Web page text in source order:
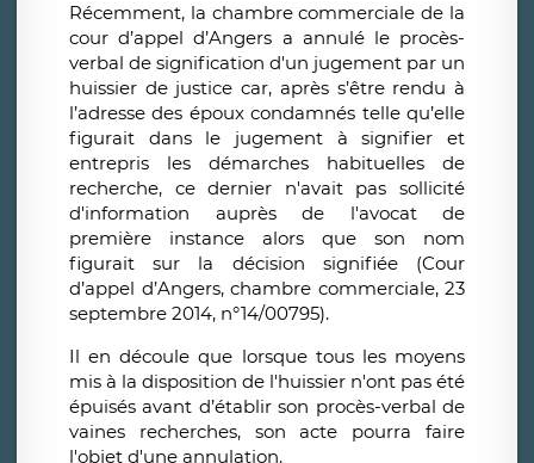
Récemment, la chambre commerciale de la
cour d’appel d’Angers a annulé le procès-
verbal de signification d'un jugement par un
huissier de justice car, après s’être rendu à
l’adresse des époux condamnés telle qu’elle
figurait dans le jugement à signifier et
entrepris les démarches habituelles de
recherche, ce dernier n'avait pas sollicité
d'information auprès de l'avocat de
première instance alors que son nom
figurait sur la décision signifiée (Cour
d’appel d’Angers, chambre commerciale, 23
septembre 2014, n°14/00795).
Il en découle que lorsque tous les moyens
mis à la disposition de l'huissier n'ont pas été
épuisés avant d’établir son procès-verbal de
vaines recherches, son acte pourra faire
l'objet d'une annulation.